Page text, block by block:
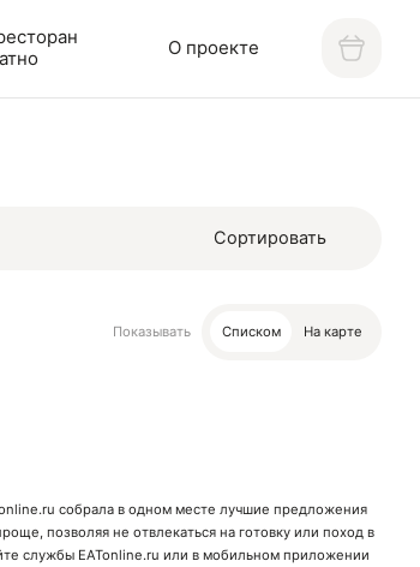
О проекте
Сортировать
Показывать Списком На карте
собрала в одном месте лучшие предложения
позволяя не отвлекаться на готовку или поход в
службы EATonline.ru или в мобильном приложении